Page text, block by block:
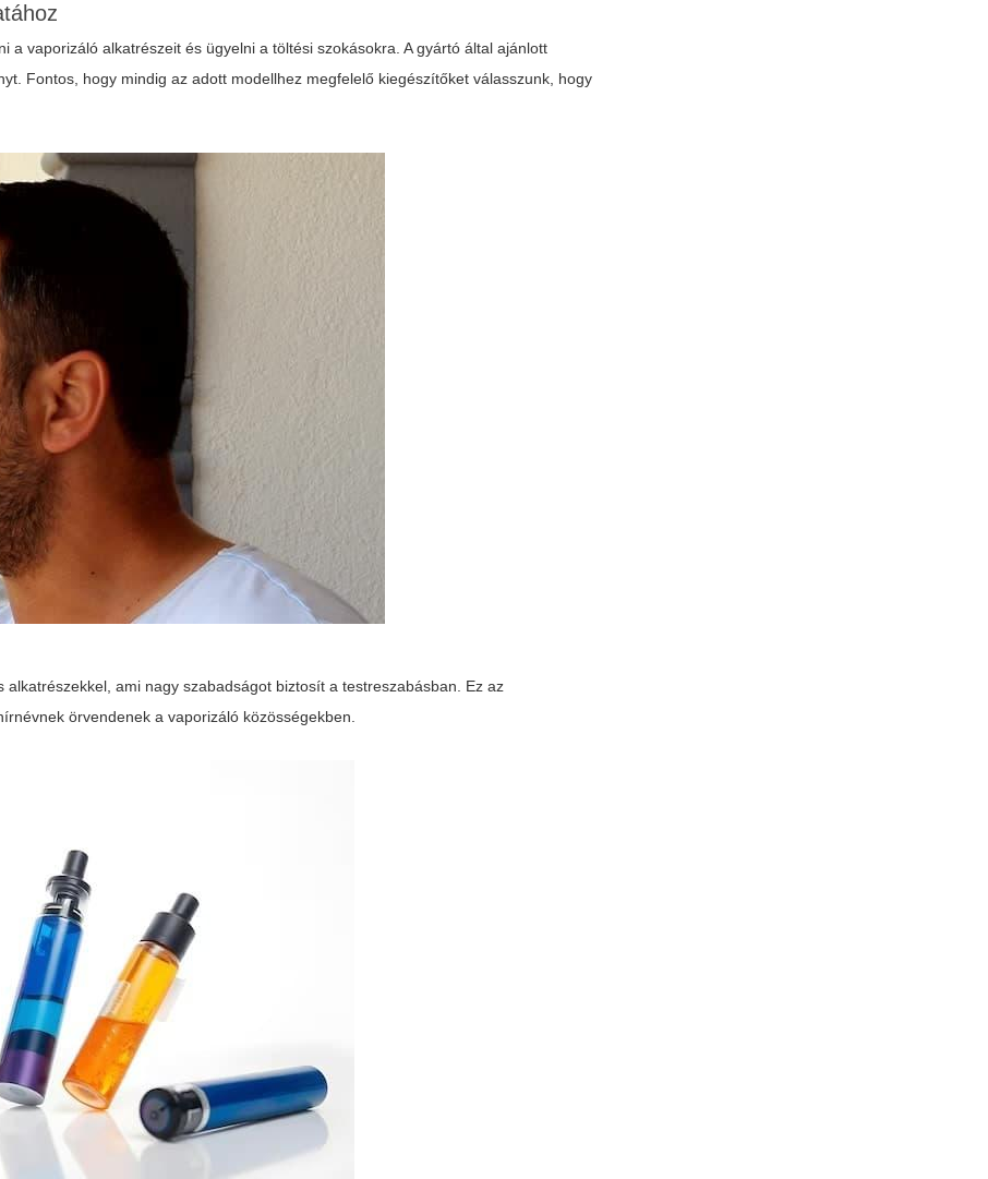
vaporizáló alkatrészeit és ügyelni a töltési szokásokra. A gyártó által ajánlott
Fontos, hogy mindig az adott modellhez megfelelő kiegészítőket válasszunk, hogy
ami nagy szabadságot biztosít a testreszabásban. Ez az
örvendenek a vaporizáló közösségekben.